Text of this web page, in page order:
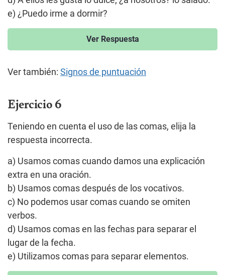
e) ¿Puedo irme a dormir?
Ver Respuesta
Ver también: Signos de puntuación
Ejercicio 6
Teniendo en cuenta el uso de las comas, elija la
respuesta incorrecta.
a) Usamos comas cuando damos una explicación
extra en una oración.
b) Usamos comas después de los vocativos.
c) No podemos usar comas cuando se omiten
verbos.
d) Usamos comas en las fechas para separar el
lugar de la fecha.
e) Utilizamos comas para separar elementos.